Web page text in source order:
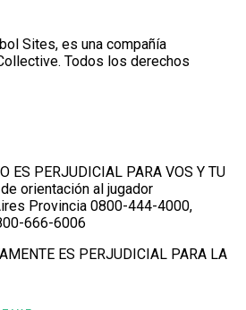
Sites, es una compañía
Todos los derechos
ES PERJUDICIAL PARA VOS Y TU
orientación al jugador
Provincia 0800-444-4000,
666-6006
ES PERJUDICIAL PARA LA